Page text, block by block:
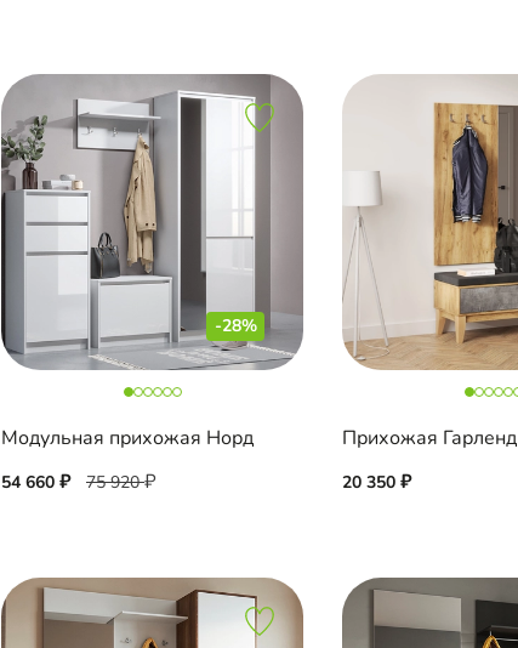
-28%
Модульная прихожая Норд
54 660 75 920
Прихожая Гарленд
20 350